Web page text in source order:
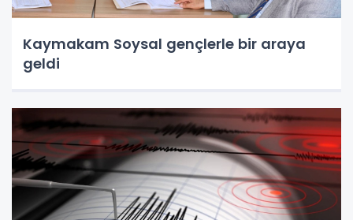
Kaymakam Soysal gençlerle bir araya
geldi